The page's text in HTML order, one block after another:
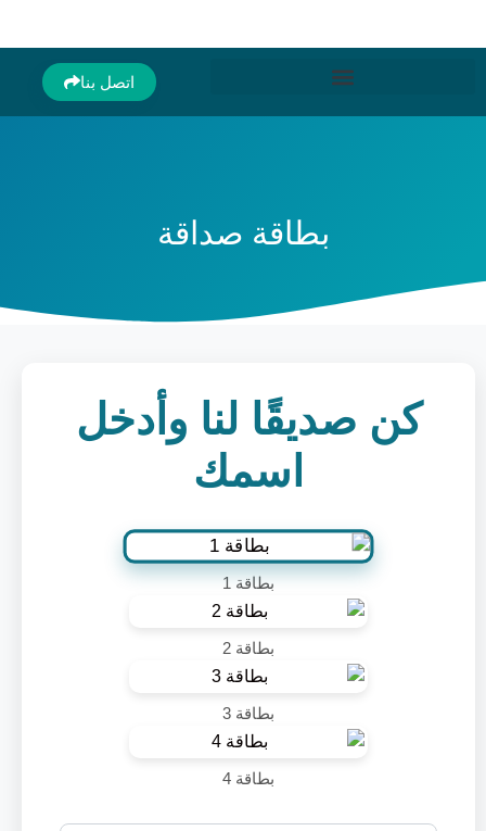
اتصل بنا
بطاقة صداقة
كن صديقًا لنا وأدخل
اسمك
بطاقة 1
بطاقة 2
بطاقة 3
بطاقة 4